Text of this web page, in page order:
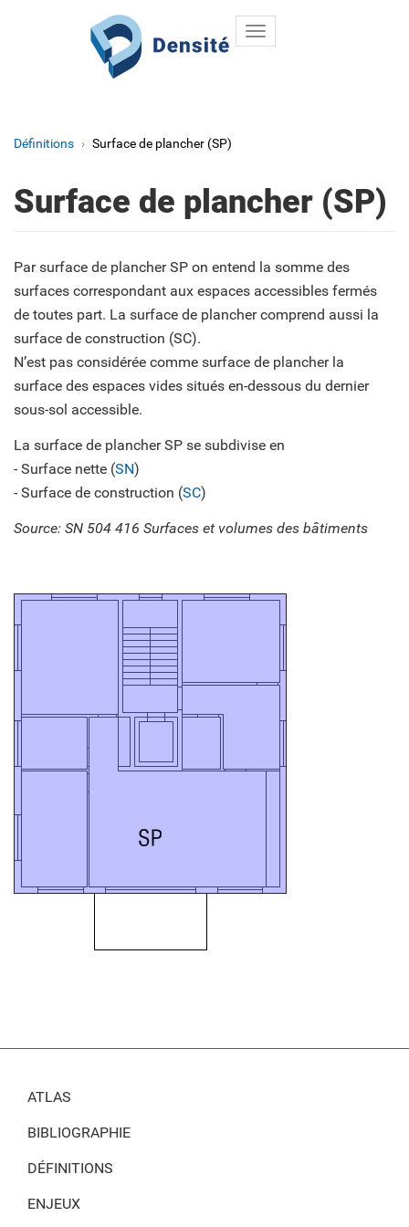
Aller au contenu principal
Toggle
Définitions Surface de plancher (SP)
Surface de plancher (SP)
Par surface de plancher SP on entend la somme des
surfaces correspondant aux espaces accessibles fermés
de toutes part. La surface de plancher comprend aussi la
surface de construction (SC).
N’est pas considérée comme surface de plancher la
surface des espaces vides situés en-dessous du dernier
sous-sol accessible.
La surface de plancher SP se subdivise en
- Surface nette (SN)
- Surface de construction (SC)
Source: SN 504 416 Surfaces et volumes des bâtiments
ATLAS
BIBLIOGRAPHIE
DÉFINITIONS
ENJEUX